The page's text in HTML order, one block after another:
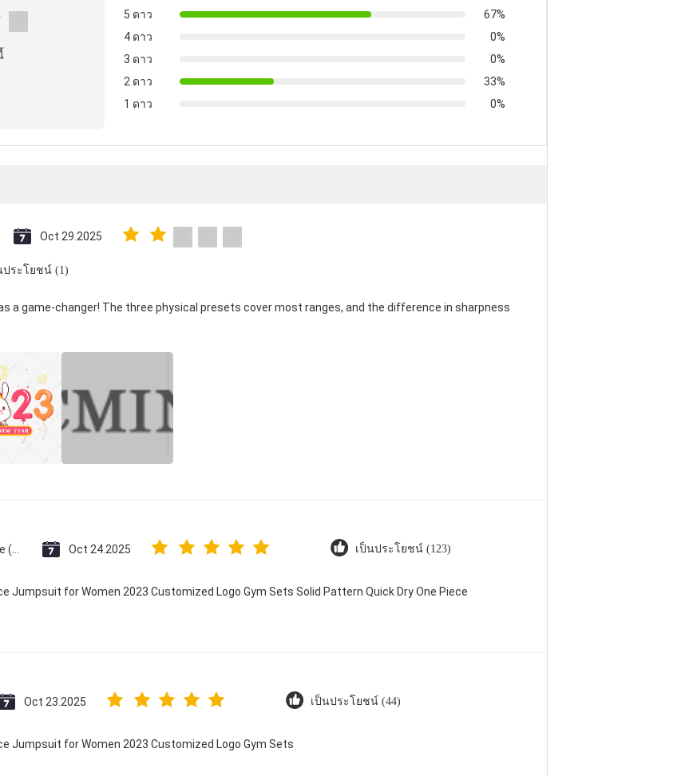
5 ดาว
67%
4 ดาว
0%
3 ดาว
0%
2 ดาว
33%
1 ดาว
0%
Oct 29.2025
ประโยชน์ (1)
a game-changer! The three physical presets cover most ranges, and the difference in sharpness
Oct 24.2025 เป็นประโยชน์ (123)
Jumpsuit for Women 2023 Customized Logo Gym Sets Solid Pattern Quick Dry One Piece
Oct 23.2025 เป็นประโยชน์ (44)
Jumpsuit for Women 2023 Customized Logo Gym Sets